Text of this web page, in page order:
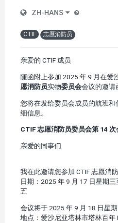
ZH-HANS
CTIF 志愿消防员
亲爱的 CTIF 成员
随函附上参加 2025 年 9 月在爱
愿消防员实物委员会会议的邀请
您将在发给委员会成员的航班
细信息。
CTIF 志愿消防员委员会第 14 次
亲爱的同事们
我在此邀请您参加 CTIF 志愿消
日期：2025 年 9 月 17 日星期
五
会议将于 2025 年 9 月 18 日星
地点：爱沙尼亚塔林市塔林百年